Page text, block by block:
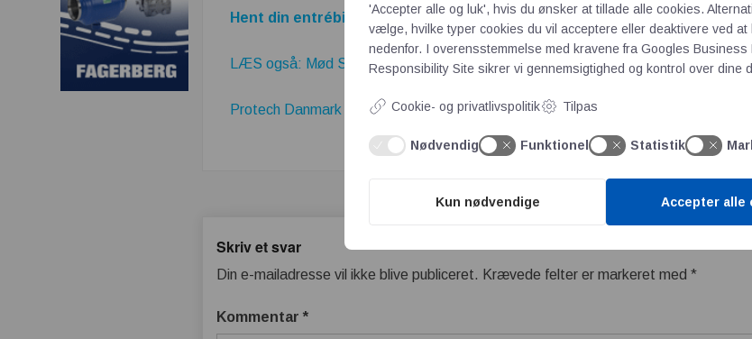
Hent din entrébillet her →
LÆS også: Mød Stratasys Fortus 450mc Gen III
Protech Danmark ApS's Firmaprofil
Skriv et svar
Din e-mailadresse vil ikke blive publiceret. Krævede felter er markeret med*
Kommentar*
'Accepter alle og luk', hvis du ønsker at tillade alle cookies.
vælge, hvilke typer cookies du vil acceptere eller deaktivere ved at
nedenfor. I overensstemmelse med kravene fra Googles Business
Responsibility Site sikrer vi gennemsigtighed og kontrol over dine
Cookie- og privatlivspolitik Tilpas
Nødvendig Funktionel Statistik
Kun nødvendige Accepter alle